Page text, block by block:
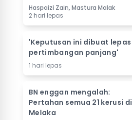
Haspaizi Zain, Mastura Malak
2 hari lepas
'Keputusan ini dibuat lepas
pertimbangan panjang'
1 hari lepas
BN enggan mengalah:
Pertahan semua 21 kerusi di
Melaka